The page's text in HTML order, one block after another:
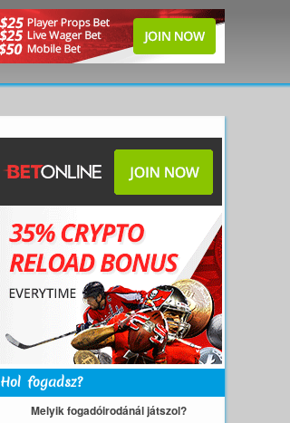
Hol fogadsz?
Melyik fogadóirodánál játszol?